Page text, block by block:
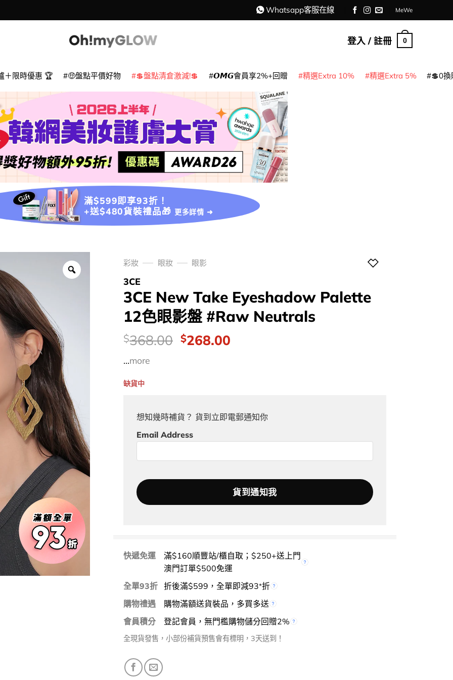
Whatsapp客服在線 MeWe
登入 / 註冊 0
＋限時優惠 🏆 🤑盤點平價好物 💲盤點清倉激減!💲 𝙊𝙈𝙂會員享2%+回贈 精選Extra 10% 精選Extra 5% 💲0換
滿$599即享93折！
+送$480貨裝禮品🎁 更多詳情 ➜
彩妝 眼妝 眼影
3CE
3CE New Take Eyeshadow Palette
12色眼影盤 #Raw Neutrals
價
$368.00 Original
$268.00Current
...more
缺貨中
想知幾時補貨？ 貨到立即電郵通知你
Email Address
快遞免運
滿$160順豐站/櫃自取；$250+送上門
澳門訂單$500免運
全單93折 折後滿$599，全單即減93*折
購物禮遇
購物滿額送貨裝品，多買多送
會員積分
登記會員，無門檻購物儲分回贈2%
全現貨發售，小部份補貨預售會有標明，3天送到！